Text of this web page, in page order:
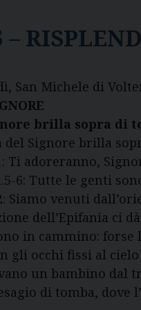
–
San Michele di
brilla sopra di
del Signore brilla
le genti sono
venuti
ci dà
in cammino:
gli occhi fissi al
un bambino dal
di tomba, dove